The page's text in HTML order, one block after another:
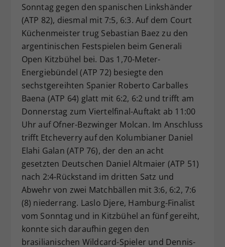
Sonntag gegen den spanischen Linkshänder
(ATP 82), diesmal mit 7:5, 6:3. Auf dem Court
Küchenmeister trug Sebastian Baez zu den
argentinischen Festspielen beim Generali
Open Kitzbühel bei. Das 1,70-Meter-
Energiebündel (ATP 72) besiegte den
sechstgereihten Spanier Roberto Carballes
Baena (ATP 64) glatt mit 6:2, 6:2 und trifft am
Donnerstag zum Viertelfinal-Auftakt ab 11:00
Uhr auf Ofner-Bezwinger Molcan. Im Anschluss
trifft Etcheverry auf den Kolumbianer Daniel
Elahi Galan (ATP 76), der den an acht
gesetzten Deutschen Daniel Altmaier (ATP 51)
nach 2:4-Rückstand im dritten Satz und
Abwehr von zwei Matchbällen mit 3:6, 6:2, 7:6
(8) niederrang. Laslo Djere, Hamburg-Finalist
vom Sonntag und in Kitzbühel an fünf gereiht,
konnte sich daraufhin gegen den
brasilianischen Wildcard-Spieler und Dennis-